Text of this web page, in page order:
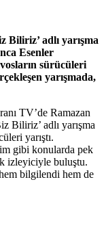
Biliriz’ adlı yarışma
Esenler
sürücüleri
yarışmada,
TV’de Ramazan
Biliriz’ adlı yarışma
yarıştı.
gibi konularda pek
izleyiciyle buluştu.
bilgilendi hem de